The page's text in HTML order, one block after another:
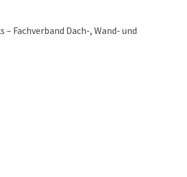
Fachverband Dach-, Wand- und